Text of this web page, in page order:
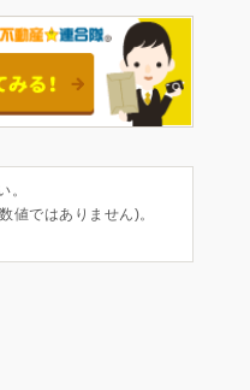
。
値ではありません)。